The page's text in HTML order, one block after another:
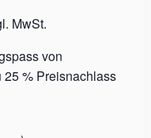
MwSt.
von
25 % Preisnachlass